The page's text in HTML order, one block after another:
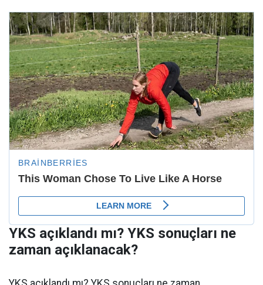
YKS açıklandı mı? YKS sonuçları ne
zaman açıklanacak?